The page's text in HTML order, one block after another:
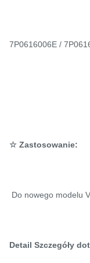
7P0616006E /
☆ Zastosowanie:
Do nowego modelu
Detail Szczegóły